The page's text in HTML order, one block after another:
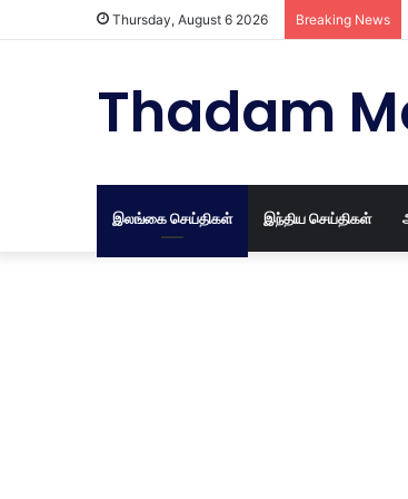
Thursday, August 6 2026 Breaking News
Thadam
இலங்கை செய்திகள் இந்திய செய்திகள்